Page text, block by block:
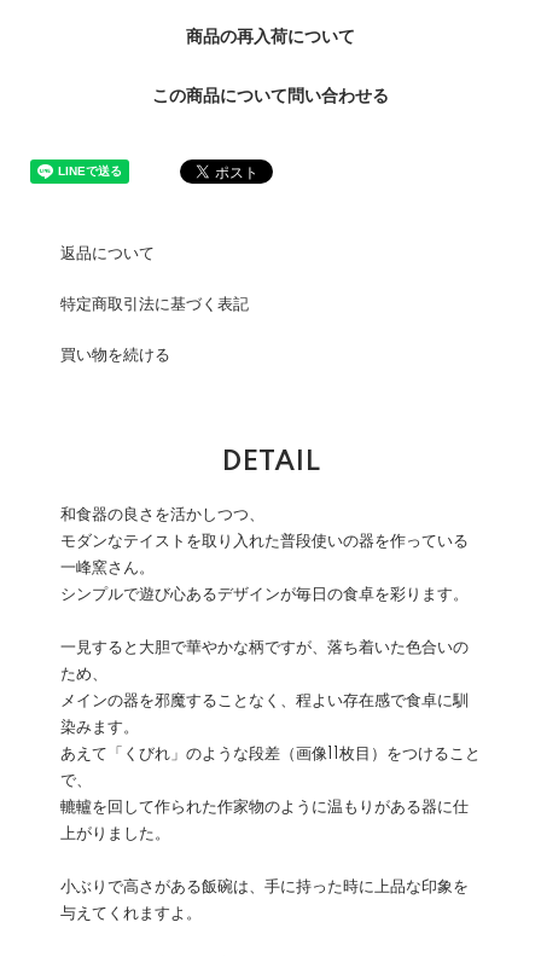
商品の再入荷について
この商品について問い合わせる
返品について
特定商取引法に基づく表記
買い物を続ける
DETAIL
和食器の良さを活かしつつ、
モダンなテイストを取り入れた普段使いの器を作っている
一峰窯さん。
シンプルで遊び心あるデザインが毎日の食卓を彩ります。
一見すると大胆で華やかな柄ですが、落ち着いた色合いの
ため、
メインの器を邪魔することなく、程よい存在感で食卓に馴
染みます。
あえて「くびれ」のような段差（画像11枚目）をつけること
で、
轆轤を回して作られた作家物のように温もりがある器に仕
上がりました。
小ぶりで高さがある飯碗は、手に持った時に上品な印象を
与えてくれますよ。